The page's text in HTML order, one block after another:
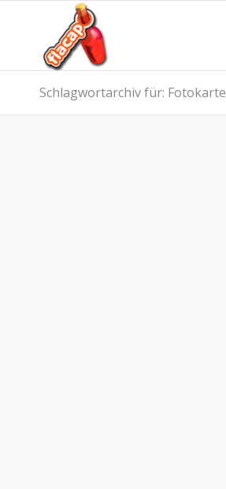
Schlagwortarchiv für: Fotokarte